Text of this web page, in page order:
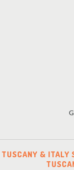
TUSCANY & ITALY